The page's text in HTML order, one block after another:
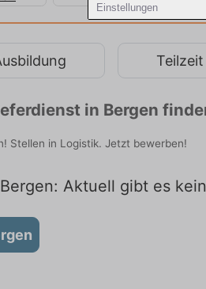
Einstellungen
Teilzeit
in Bergen
Stellen in Logistik. Jetzt bewerben!
Aktuell gibt es